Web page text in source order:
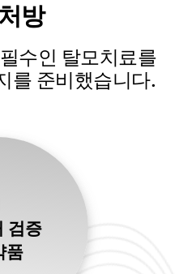
방
수인 탈모치료를
를 준비했습니다.
검증
품